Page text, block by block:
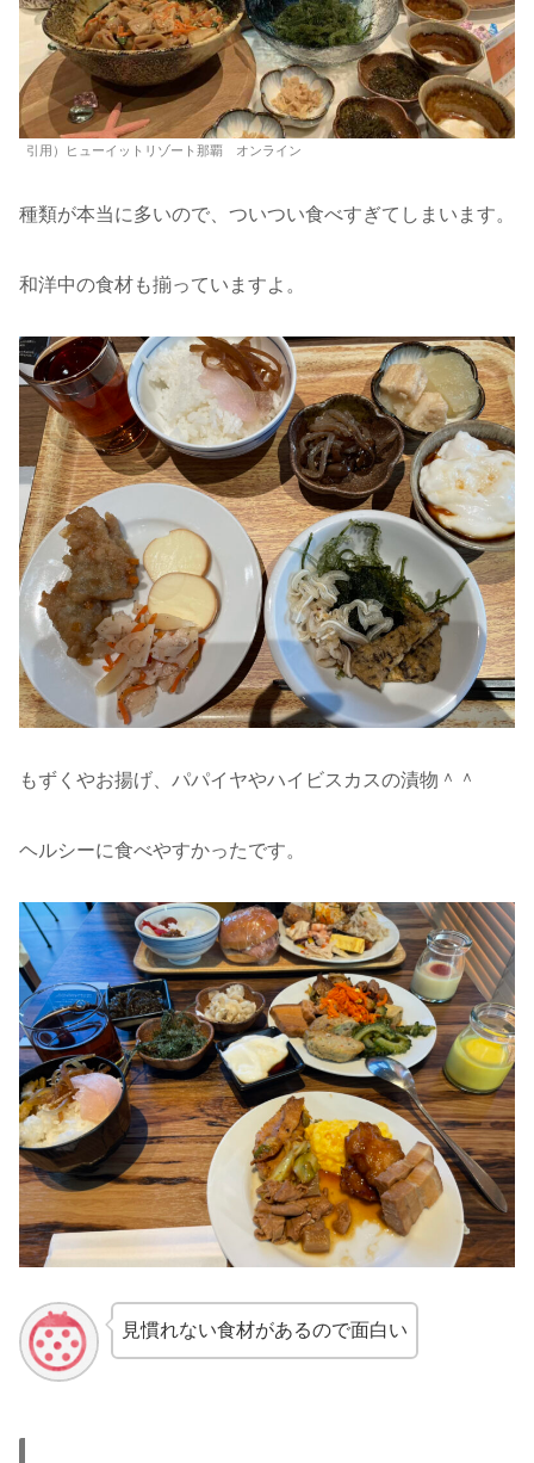
引用）ヒューイットリゾート那覇 オンライン
種類が本当に多いので、ついつい食べすぎてしまいます。
和洋中の食材も揃っていますよ。
もずくやお揚げ、パパイヤやハイビスカスの漬物＾＾
ヘルシーに食べやすかったです。
見慣れない食材があるので面白い